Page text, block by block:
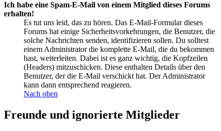
Ich habe eine Spam-E-Mail von einem Mitglied dieses Forums
erhalten!
Es tut uns leid, das zu hören. Das E-Mail-Formular dieses
Forums hat einige Sicherheitsvorkehrungen, die Benutzer, die
solche Nachrichten senden, identifizieren sollen. Du solltest
einem Administrator die komplette E-Mail, die du bekommen
hast, weiterleiten. Dabei ist es ganz wichtig, die Kopfzeilen
(Headers) mitzuschicken. Diese enthalten Details über den
Benutzer, der die E-Mail verschickt hat. Der Administrator
kann dann entsprechend reagieren.
Nach oben
Freunde und ignorierte Mitglieder